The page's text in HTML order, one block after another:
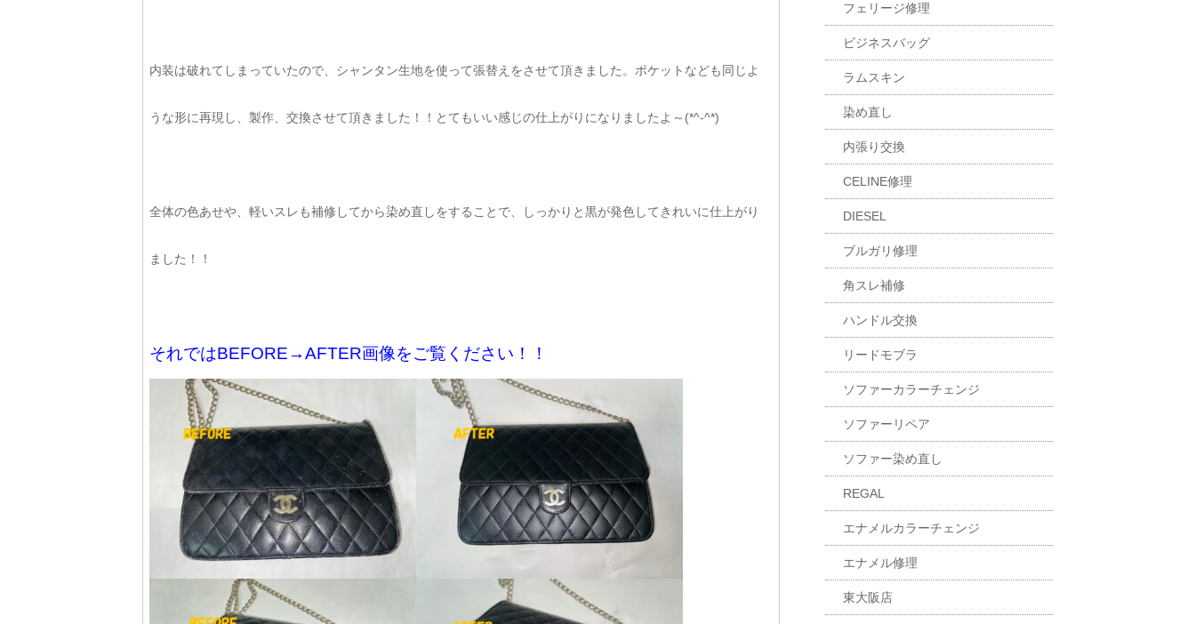
内装は破れてしまっていたので、シャンタン生地を使って張替えをさせて頂きました。ポケットなども同じよ
うな形に再現し、製作、交換させて頂きました！！とてもいい感じの仕上がりになりましたよ～(*^-^*)
全体の色あせや、軽いスレも補修してから染め直しをすることで、しっかりと黒が発色してきれいに仕上がり
ました！！
それではBEFORE→AFTER画像をご覧ください！！
フェリージ修理
ビジネスバッグ
ラムスキン
染め直し
内張り交換
CELINE修理
DIESEL
ブルガリ修理
角スレ補修
ハンドル交換
リードモブラ
ソファーカラーチェンジ
ソファーリペア
ソファー染め直し
REGAL
エナメルカラーチェンジ
エナメル修理
東大阪店